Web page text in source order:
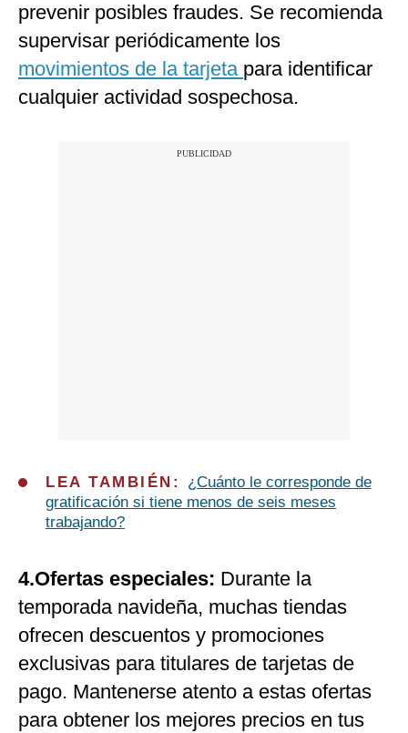
prevenir posibles fraudes. Se recomienda
supervisar periódicamente los
movimientos de la tarjeta para identificar
cualquier actividad sospechosa.
LEA TAMBIÉN: ¿Cuánto le corresponde de
gratificación si tiene menos de seis meses
trabajando?
4.Ofertas especiales: Durante la
temporada navideña, muchas tiendas
ofrecen descuentos y promociones
exclusivas para titulares de tarjetas de
pago. Mantenerse atento a estas ofertas
para obtener los mejores precios en tus